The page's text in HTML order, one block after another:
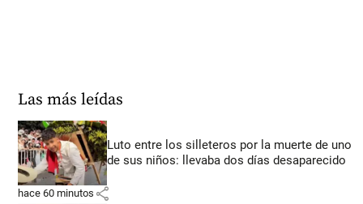
Las más leídas
Luto entre los silleteros por la muerte de uno
de sus niños: llevaba dos días desaparecido
hace 60 minutos share